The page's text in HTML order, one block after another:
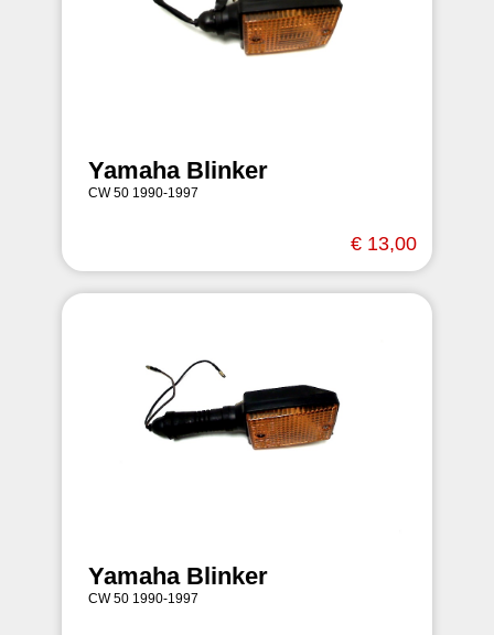
Yamaha Blinker
CW 50 1990-1997
€ 13,00
Yamaha Blinker
CW 50 1990-1997